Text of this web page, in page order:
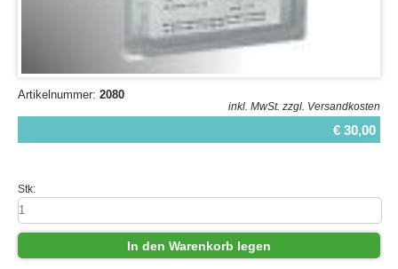
Artikelnummer: 2080
inkl. MwSt. zzgl. Versandkosten
€ 30,00
Stk:
In den Warenkorb legen